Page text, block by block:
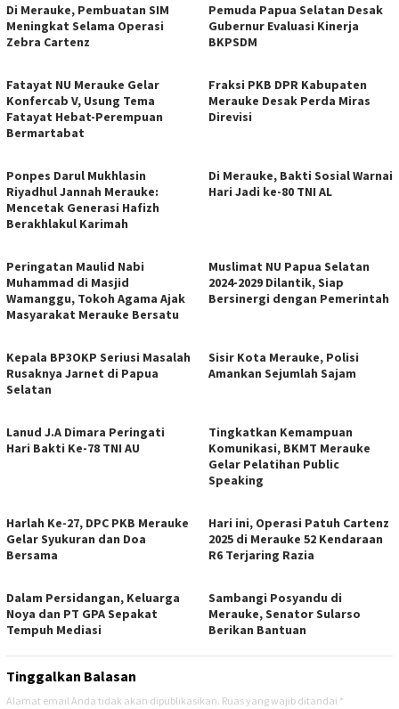
Di Merauke, Pembuatan SIM
Meningkat Selama Operasi
Zebra Cartenz
Pemuda Papua Selatan Desak
Gubernur Evaluasi Kinerja
BKPSDM
Fatayat NU Merauke Gelar
Konfercab V, Usung Tema
Fatayat Hebat-Perempuan
Bermartabat
Fraksi PKB DPR Kabupaten
Merauke Desak Perda Miras
Direvisi
Ponpes Darul Mukhlasin
Riyadhul Jannah Merauke:
Mencetak Generasi Hafizh
Berakhlakul Karimah
Di Merauke, Bakti Sosial Warnai
Hari Jadi ke-80 TNI AL
Peringatan Maulid Nabi
Muhammad di Masjid
Wamanggu, Tokoh Agama Ajak
Masyarakat Merauke Bersatu
Muslimat NU Papua Selatan
2024-2029 Dilantik, Siap
Bersinergi dengan Pemerintah
Kepala BP3OKP Seriusi Masalah
Rusaknya Jarnet di Papua
Selatan
Sisir Kota Merauke, Polisi
Amankan Sejumlah Sajam
Lanud J.A Dimara Peringati
Hari Bakti Ke-78 TNI AU
Tingkatkan Kemampuan
Komunikasi, BKMT Merauke
Gelar Pelatihan Public
Speaking
Harlah Ke-27, DPC PKB Merauke
Gelar Syukuran dan Doa
Bersama
Hari ini, Operasi Patuh Cartenz
2025 di Merauke 52 Kendaraan
R6 Terjaring Razia
Dalam Persidangan, Keluarga
Noya dan PT GPA Sepakat
Tempuh Mediasi
Sambangi Posyandu di
Merauke, Senator Sularso
Berikan Bantuan
Tinggalkan Balasan
Alamat email Anda tidak akan dipublikasikan. Ruas yang wajib ditandai *